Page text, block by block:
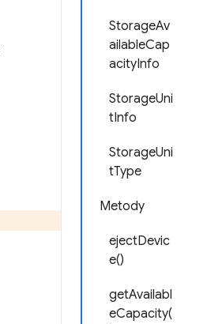
StorageAv
ailableCap
acityInfo
StorageUni
tInfo
StorageUni
tType
Metody
ejectDevic
e()
getAvailabl
eCapacity(